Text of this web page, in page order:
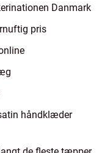
Danmark
pris
håndklæder